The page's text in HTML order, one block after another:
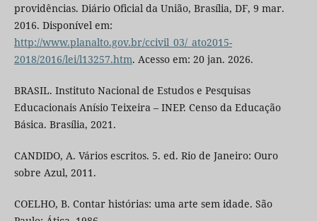
providências. Diário Oficial da União, Brasília, DF, 9 mar.
2016. Disponível em:
http://www.planalto.gov.br/ccivil_03/_ato2015-
2018/2016/lei/l13257.htm. Acesso em: 20 jan. 2026.
BRASIL. Instituto Nacional de Estudos e Pesquisas
Educacionais Anísio Teixeira – INEP. Censo da Educação
Básica. Brasília, 2021.
CANDIDO, A. Vários escritos. 5. ed. Rio de Janeiro: Ouro
sobre Azul, 2011.
COELHO, B. Contar histórias: uma arte sem idade. São